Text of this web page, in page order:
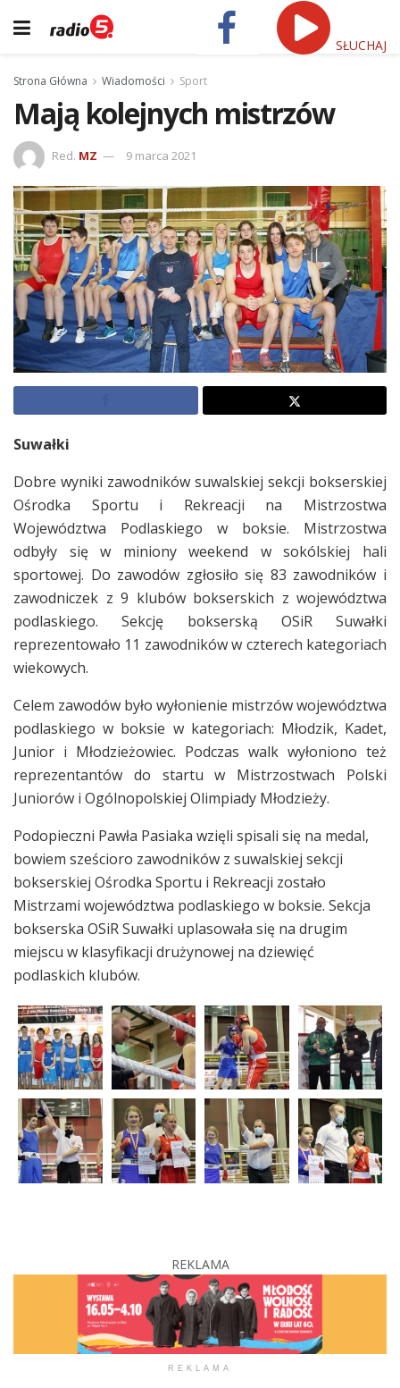
SŁUCHAJ
Strona Główna Wiadomości Sport
Mają kolejnych mistrzów
Red. MZ 9 marca 2021
Suwałki
Dobre wyniki zawodników suwalskiej sekcji bokserskiej
Ośrodka Sportu i Rekreacji na Mistrzostwa
Województwa Podlaskiego w boksie. Mistrzostwa
odbyły się w miniony weekend w sokólskiej hali
sportowej. Do zawodów zgłosiło się 83 zawodników i
zawodniczek z 9 klubów bokserskich z województwa
podlaskiego. Sekcję bokserską OSiR Suwałki
reprezentowało 11 zawodników w czterech kategoriach
wiekowych.
Celem zawodów było wyłonienie mistrzów województwa
podlaskiego w boksie w kategoriach: Młodzik, Kadet,
Junior i Młodzieżowiec. Podczas walk wyłoniono też
reprezentantów do startu w Mistrzostwach Polski
Juniorów i Ogólnopolskiej Olimpiady Młodzieży.
Podopieczni Pawła Pasiaka wzięli spisali się na medal,
bowiem sześcioro zawodników z suwalskiej sekcji
bokserskiej Ośrodka Sportu i Rekreacji zostało
Mistrzami województwa podlaskiego w boksie. Sekcja
bokserska OSiR Suwałki uplasowała się na drugim
miejscu w klasyfikacji drużynowej na dziewięć
podlaskich klubów.
REKLAMA
REKLAMA